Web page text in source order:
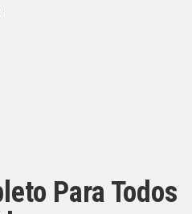
Para Todos